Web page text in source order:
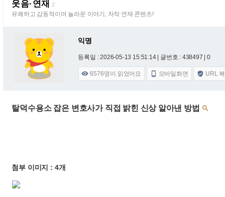
웃음·연재 2
유쾌하고 감동적이며 놀라운 이야기, 자작 연재 콘텐츠!
익명
등록일 : 2026-05-13 15:51:14 | 글번호 : 438497 | 0
 6576명이 읽었어요  모바일화면  URL
탈덕수용소 잡은 변호사가 직접 밝힌 신상 알아낸 방법 
첨부 이미지 : 4개